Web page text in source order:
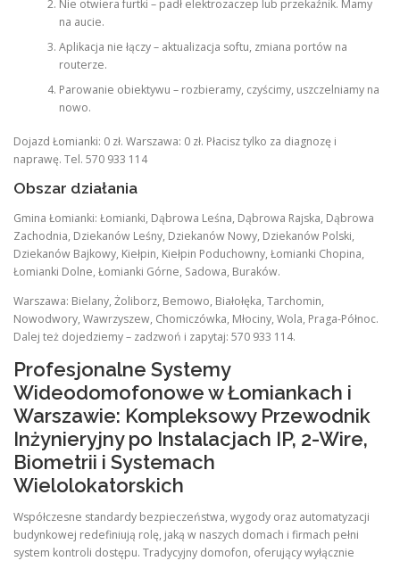
Nie otwiera furtki – padł elektrozaczep lub przekaźnik. Mamy
na aucie.
Aplikacja nie łączy – aktualizacja softu, zmiana portów na
routerze.
Parowanie obiektywu – rozbieramy, czyścimy, uszczelniamy na
nowo.
Dojazd Łomianki: 0 zł. Warszawa: 0 zł. Płacisz tylko za diagnozę i
naprawę. Tel. 570 933 114
Obszar działania
Gmina Łomianki: Łomianki, Dąbrowa Leśna, Dąbrowa Rajska, Dąbrowa
Zachodnia, Dziekanów Leśny, Dziekanów Nowy, Dziekanów Polski,
Dziekanów Bajkowy, Kiełpin, Kiełpin Poduchowny, Łomianki Chopina,
Łomianki Dolne, Łomianki Górne, Sadowa, Buraków.
Warszawa: Bielany, Żoliborz, Bemowo, Białołęka, Tarchomin,
Nowodwory, Wawrzyszew, Chomiczówka, Młociny, Wola, Praga-Północ.
Dalej też dojedziemy – zadzwoń i zapytaj: 570 933 114.
Profesjonalne Systemy
Wideodomofonowe w Łomiankach i
Warszawie: Kompleksowy Przewodnik
Inżynieryjny po Instalacjach IP, 2-Wire,
Biometrii i Systemach
Wielolokatorskich
Współczesne standardy bezpieczeństwa, wygody oraz automatyzacji
budynkowej redefiniują rolę, jaką w naszych domach i firmach pełni
system kontroli dostępu. Tradycyjny domofon, oferujący wyłącznie